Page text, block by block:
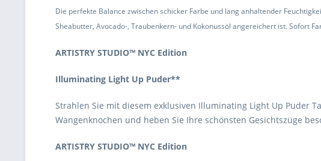
Die perfekte Balance zwischen schicker Farbe und lang anhaltender
Sheabutter, Avocado-, Traubenkern- und Kokonussöl angereichert ist. Sofort
ARTISTRY STUDIO™ NYC Edition
Illuminating Light Up Puder**
Strahlen Sie mit diesem exklusiven Illuminating Light Up Puder
Wangenknochen und heben Sie Ihre schönsten Gesichtszüge
ARTISTRY STUDIO™ NYC Edition